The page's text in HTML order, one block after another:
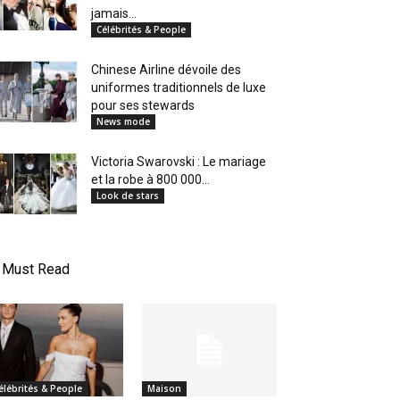
jamais...
Célébrités & People
Chinese Airline dévoile des
uniformes traditionnels de luxe
pour ses stewards
News mode
Victoria Swarovski : Le mariage
et la robe à 800 000...
Look de stars
Must Read
& People Maison